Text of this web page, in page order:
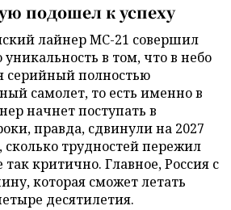
подошел к успеху
лайнер МС-21 совершил
в том, что в небо
серийный полностью
самолет, то есть именно в
начнет поступать в
правда, сдвинули на 2027
сколько трудностей пережил
так критично. Главное, Россия с
которая сможет летать
десятилетия.